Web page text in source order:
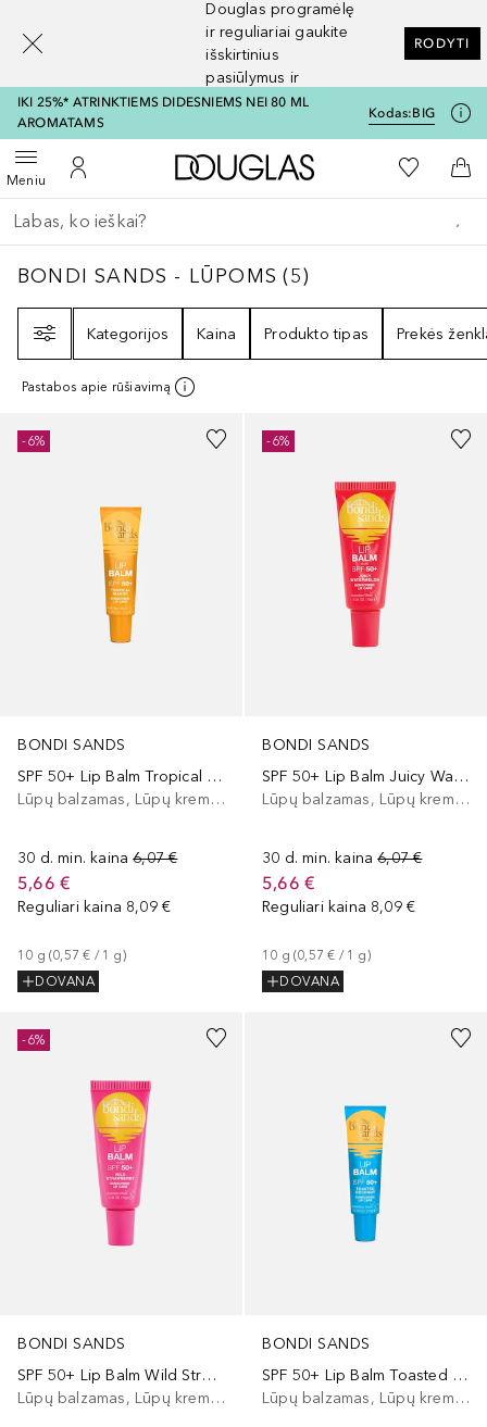
Douglas programėlę
ir reguliariai gaukite
išskirtinius
pasiūlymus ir
nuolaidas
RODYTI
IKI 25%* ATRINKTIEMS DIDESNIEMS NEI 80 ML
AROMATAMS
Kodas:BIG
MeniuAtidaryti meniuĮ mano paskyrą
Į Douglas pagrindinį
Į mano
Į
Grįžk atgal
Vykdykite paiešką
BONDI SANDS - LŪPOMS5
BONDI SANDS - LŪPOMS (5)
Kategorijos
Kaina Produkto tipas Prekės
Pastabos apie rūšiavimą
BONDI SANDS
SPF 50+ Lip Balm Tropical Mango
Lūpų balzamas, Lūpų kremas
30 d. min. kaina 6,07 €
5,66 €
Reguliari kaina 8,09 €
10 g (0,57 € / 1 g)
DOVANA
-6%
BONDI SANDS
SPF 50+ Lip Balm Juicy Watermelon
Lūpų balzamas, Lūpų kremas
30 d. min. kaina 6,07 €
5,66 €
Reguliari kaina 8,09 €
10 g (0,57 € / 1 g)
DOVANA
-6%
BONDI SANDS
SPF 50+ Lip Balm Wild Strawberry
Lūpų balzamas, Lūpų kremas
-6%
BONDI SANDS
SPF 50+ Lip Balm Toasted Coconut
Lūpų balzamas, Lūpų kremas
[navigation.slideout.screenreader]